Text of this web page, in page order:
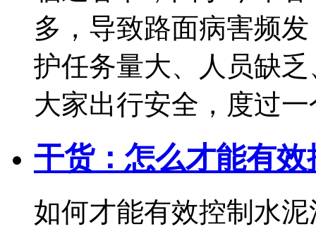
多，导致路面病害频
护任务量大、人员缺
大家出行安全，度过
干货：怎么才能有
如何才能有效控制水